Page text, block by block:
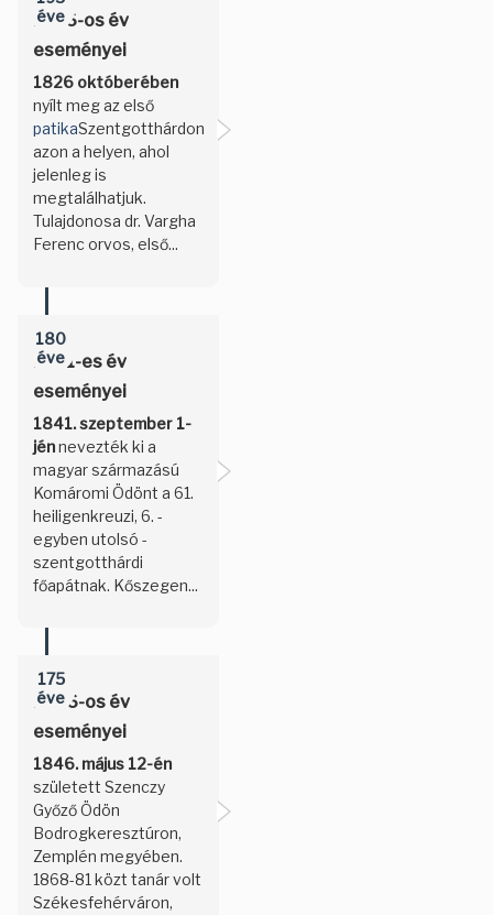
éve
1826-os év
eseményei
1826 októberében
nyílt meg az első
patikaSzentgotthárdon
azon a helyen, ahol
jelenleg is
megtalálhatjuk.
Tulajdonosa dr. Vargha
Ferenc orvos, első...
180
éve
1841-es év
eseményei
1841. szeptember 1-
jénnevezték ki a
magyar származású
Komáromi Ödönt a 61.
heiligenkreuzi, 6. -
egyben utolsó -
szentgotthárdi
főapátnak. Kőszegen...
175
éve
1846-os év
eseményei
1846. május 12-én
született Szenczy
Győző Ödön
Bodrogkeresztúron,
Zemplén megyében.
1868-81 közt tanár volt
Székesfehérváron,